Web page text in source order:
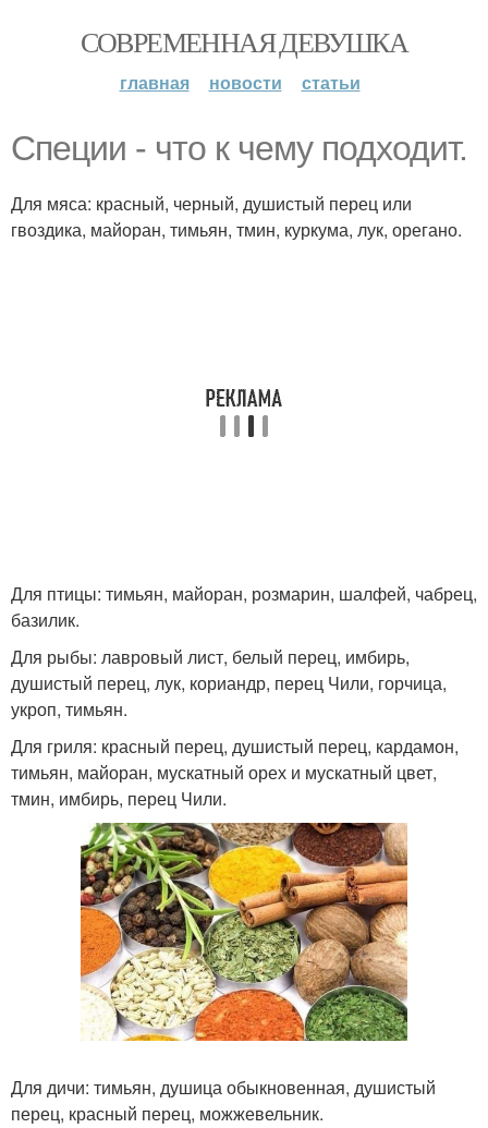
СОВРЕМЕННАЯ ДЕВУШКА
главная новости статьи
Специи - что к чему подходит.
Для мяса: красный, черный, душистый перец или
гвоздика, майоран, тимьян, тмин, куркума, лук, орегано.
Для птицы: тимьян, майоран, розмарин, шалфей, чабрец,
базилик.
Для рыбы: лавровый лист, белый перец, имбирь,
душистый перец, лук, кориандр, перец Чили, горчица,
укроп, тимьян.
Для гриля: красный перец, душистый перец, кардамон,
тимьян, майоран, мускатный орех и мускатный цвет,
тмин, имбирь, перец Чили.
Для дичи: тимьян, душица обыкновенная, душистый
перец, красный перец, можжевельник.